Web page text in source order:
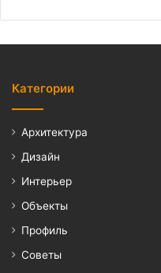
Категории
Архитектура
Дизайн
Интерьер
Объекты
Профиль
Советы